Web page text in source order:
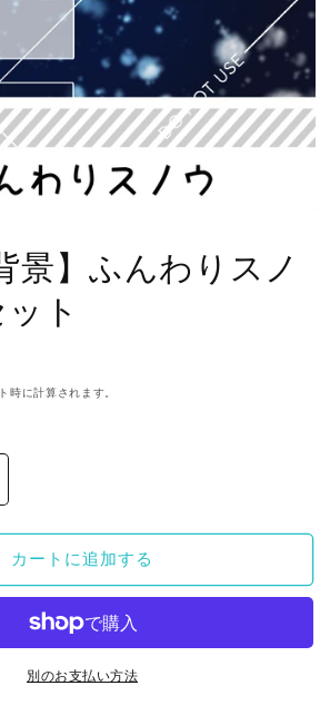
景】ふんわりスノ
ト
時に計算されます。
カートに追加する
別のお支払い方法